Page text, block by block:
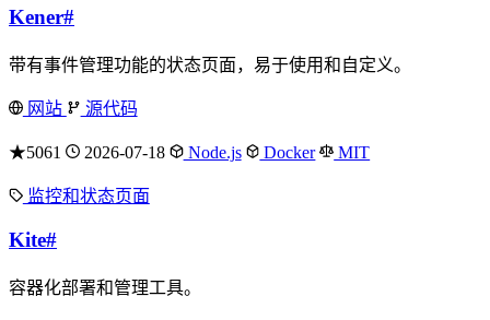
Kener#
带有事件管理功能的状态页面，易于使用和自定义。
网站 源代码
★5061 2026-07-18 Node.js Docker MIT
监控和状态页面
Kite#
容器化部署和管理工具。